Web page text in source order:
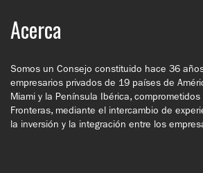
Acerca
Somos un Consejo constituido hace 36
empresarios privados de 19 países de
Miami y la Península Ibérica,
Fronteras, mediante el intercambio de
la inversión y la integración entre los